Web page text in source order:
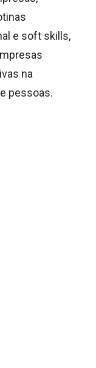
e soft skills,
na
pessoas.